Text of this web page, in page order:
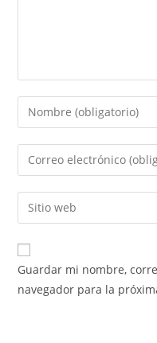
Introducí
tu
nombre
de
usuario
para
comentar
Introducí
tu
dirección
de
electrónico
para
comentar
Introducí
la
URL
de
Guardar mi nombre,
navegador para la